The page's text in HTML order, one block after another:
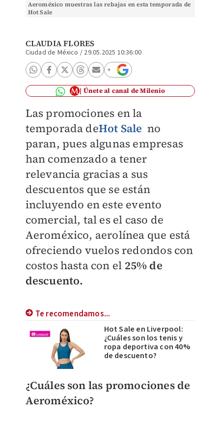
Aeroméxico muestras las rebajas en esta temporada de
Hot Sale
CLAUDIA FLORES
Ciudad de México / 29.05.2025 10:36:00
Únete al canal de Milenio
Las promociones en la
temporada deHot Sale no
paran, pues algunas empresas
han comenzado a tener
relevancia gracias a sus
descuentos que se están
incluyendo en este evento
comercial, tal es el caso de
Aeroméxico, aerolínea que está
ofreciendo vuelos redondos con
costos hasta con el 25% de
descuento.
Te recomendamos...
Hot Sale en Liverpool:
¿Cuáles son los tenis y
ropa deportiva con 40%
de descuento?
¿Cuáles son las promociones de
Aeroméxico?